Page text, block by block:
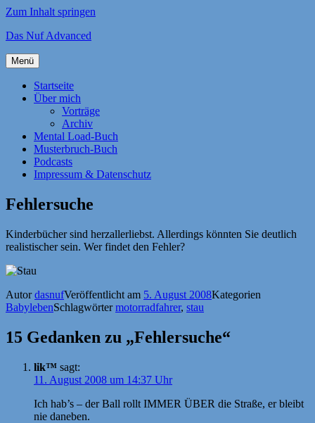
Zum Inhalt springen
Das Nuf Advanced
Menü
Startseite
Über mich
Vorträge
Archiv
Mental Load-Buch
Musterbruch-Buch
Podcasts
Impressum & Datenschutz
Fehlersuche
Kinderbücher sind herzallerliebst. Allerdings könnten Sie deutlich
realistischer sein. Wer findet den Fehler?
AutordasnufVeröffentlicht am 5. August 2008Kategorien
BabylebenSchlagwörtermotorradfahrer, stau
15 Gedanken zu „Fehlersuche“
lik™ sagt:
11. August 2008 um 14:37 Uhr
Ich hab’s – der Ball rollt IMMER ÜBER die Straße, er bleibt
nie daneben.